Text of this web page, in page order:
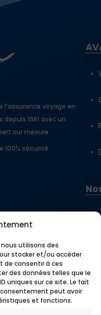
utilisons des
stocker et/ou accéder
de consentir à ces
des données telles que le
uniques sur ce site. Le fait
peut avoir
et fonctions.
l’assurance voyage en
1981 avec un
sur mesure.
100% sécurisé